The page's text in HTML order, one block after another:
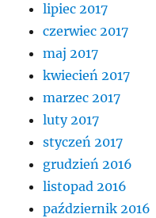
lipiec 2017
czerwiec 2017
maj 2017
kwiecień 2017
marzec 2017
luty 2017
styczeń 2017
grudzień 2016
listopad 2016
październik 2016